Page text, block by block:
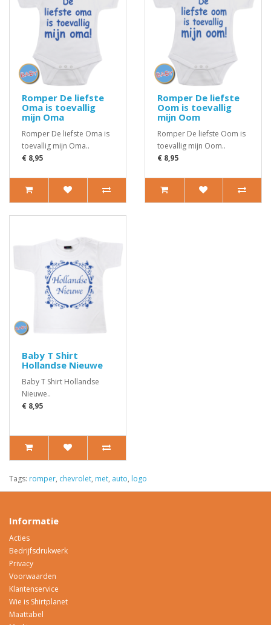
Romper De liefste
Oma is toevallig
mijn Oma
Romper De liefste Oma is
toevallig mijn Oma..
€ 8,95
Romper De liefste
Oom is toevallig
mijn Oom
Romper De liefste Oom is
toevallig mijn Oom..
€ 8,95
Baby T Shirt
Hollandse Nieuwe
Baby T Shirt Hollandse
Nieuwe..
€ 8,95
Tags: romper, chevrolet, met, auto, logo
Informatie
Acties
Bedrijfsdrukwerk
Privacy
Voorwaarden
Klantenservice
Wie is Shirtplanet
Maattabel